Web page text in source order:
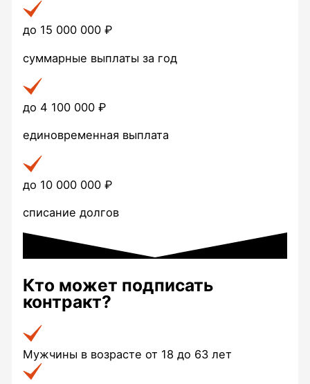
до 15 000 000 ₽
суммарные выплаты за год
до 4 100 000 ₽
единовременная выплата
до 10 000 000 ₽
списание долгов
Кто может подписать
контракт?
Мужчины в возрасте от 18 до 63 лет